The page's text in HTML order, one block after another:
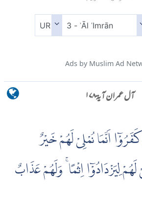
Ads by Muslim Ad
آل عمران آية ۱۷۸
اَنَّمَا نُمْلِىْ لَهُمْ خَيْرٌ
لَهُمْ لِيَزْدَادُوْۤا اِثْمًا ۚ وَلَهُمْ عَذَابٌ